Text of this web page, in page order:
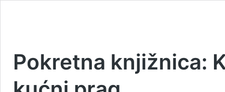
Pokretna knjižnica: